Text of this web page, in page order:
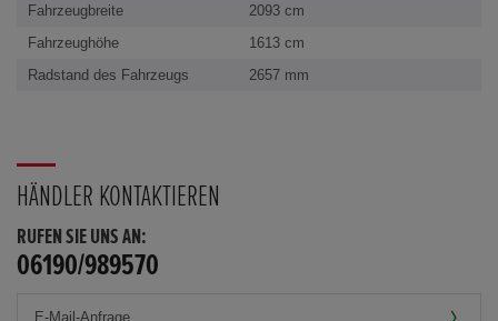
Fahrzeugbreite
2093 cm
Fahrzeughöhe
1613 cm
Radstand des Fahrzeugs
2657 mm
HÄNDLER KONTAKTIEREN
RUFEN SIE UNS AN:
06190/989570